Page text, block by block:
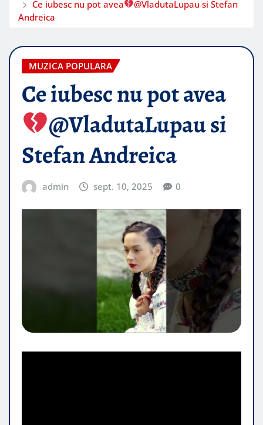
Ce iubesc nu pot avea
@VladutaLupau si Stefan
Andreica
MUZICA POPULARA
Ce iubesc nu pot avea
@VladutaLupau si
Stefan Andreica
admin sept. 10, 2025 0